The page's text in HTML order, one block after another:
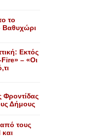
το
Bαθυχώρι
Εκτός
– «Οι
Φροντίδας
Δήμους
τους